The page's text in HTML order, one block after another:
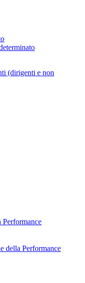
(dirigenti e non
Performance
della Performance